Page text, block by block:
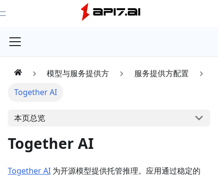
Toggle Menu
模型与服务提供方
服务提供方配置
Together AI
本页总览
Together AI
Together AI 为开源模型提供托管推理。应用通过稳定的